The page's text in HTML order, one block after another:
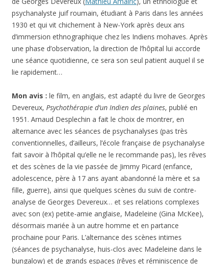
psychanalyste juif roumain, étudiant à Paris dans les années
1930 et qui vit chichement à New-York après deux ans
d’immersion ethnographique chez les Indiens mohaves. Après
une phase d’observation, la direction de l’hôpital lui accorde
une séance quotidienne, ce sera son seul patient auquel il se
lie rapidement…
Mon avis : le film, en anglais, est adapté du livre de Georges
Devereux, Psychothérapie d’un Indien des plaines, publié en
1951. Arnaud Desplechin a fait le choix de montrer, en
alternance avec les séances de psychanalyses (pas très
conventionnelles, d’ailleurs, l’école française de psychanalyse
fait savoir à l’hôpital qu’elle ne le recommande pas), les rêves
et des scènes de la vie passée de Jimmy Picard (enfance,
adolescence, père à 17 ans ayant abandonné la mère et sa
fille, guerre), ainsi que quelques scènes du suivi de contre-
analyse de Georges Devereux… et ses relations complexes
avec son (ex) petite-amie anglaise, Madeleine (Gina McKee),
désormais mariée à un autre homme et en partance
prochaine pour Paris. L’alternance des scènes intimes
(séances de psychanalyse, huis-clos avec Madeleine dans le
bungalow) et de grands espaces (rêves et réminiscence de